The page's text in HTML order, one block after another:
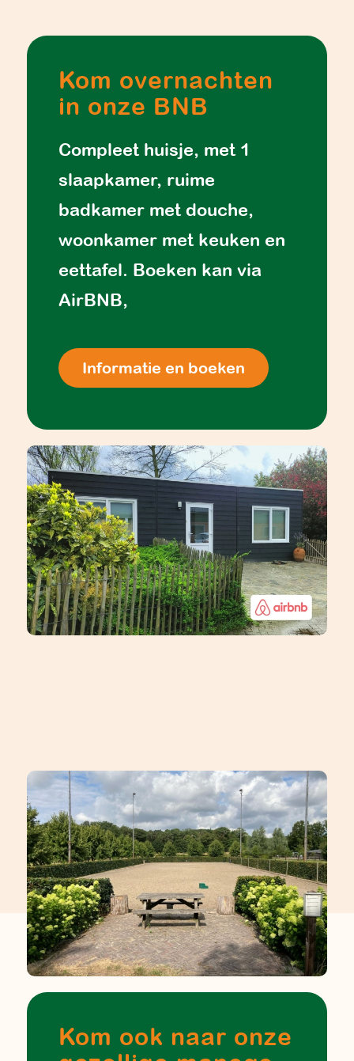
Kom overnachten
in onze BNB
Compleet huisje, met 1
slaapkamer, ruime
badkamer met douche,
woonkamer met keuken en
eettafel. Boeken kan via
AirBNB,
Informatie en boeken
Kom ook naar onze